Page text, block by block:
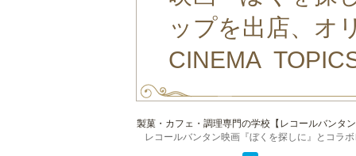
ップを出店、オ
CINEMA
製菓・カフェ・調理専門の学校【レコールバンタ
レコールバンタン映画『ぼくを探しに』とコラ